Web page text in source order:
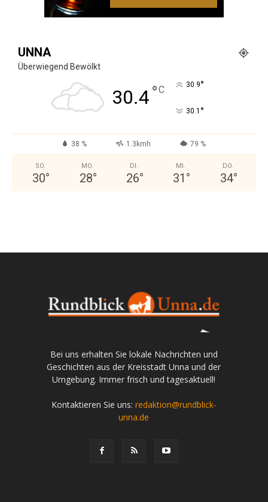
UNNA
Überwiegend Bewölkt
30.4°C 30.9°
30.1 °
38 % 1.3kmh 79 %
SO.
30°
MO.
28°
DI.
26°
MI.
31 °
DO.
34°
Bei uns erhalten Sie lokale Nachrichten und
Geschichten aus der Kreisstadt Unna und der
Umgebung. Immer frisch und tagesaktuell!
Kontaktieren Sie uns: redaktion@rundblick-
unna.de